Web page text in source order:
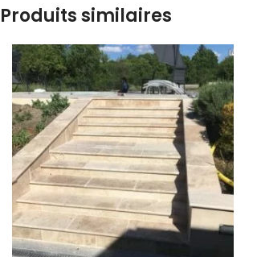
Produits similaires